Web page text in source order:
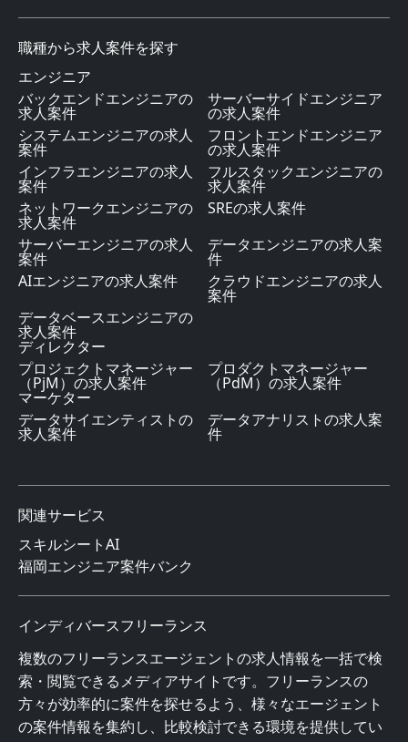
職種から求人案件を探す
エンジニア
バックエンドエンジニアの
求人案件
サーバーサイドエンジニア
の求人案件
システムエンジニアの求人
案件
フロントエンドエンジニア
の求人案件
インフラエンジニアの求人
案件
フルスタックエンジニアの
求人案件
ネットワークエンジニアの
求人案件
SREの求人案件
サーバーエンジニアの求人
案件
データエンジニアの求人案
件
AIエンジニアの求人案件
クラウドエンジニアの求人
案件
データベースエンジニアの
求人案件
ディレクター
プロジェクトマネージャー
（PjM）の求人案件
プロダクトマネージャー
（PdM）の求人案件
マーケター
データサイエンティストの
求人案件
データアナリストの求人案
件
関連サービス
スキルシートAI
福岡エンジニア案件バンク
インディバースフリーランス
複数のフリーランスエージェントの求人情報を一括で検
索・閲覧できるメディアサイトです。フリーランスの
方々が効率的に案件を探せるよう、様々なエージェント
の案件情報を集約し、比較検討できる環境を提供してい